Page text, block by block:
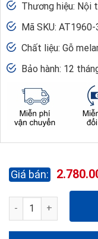
Thương hiệu: Nội
Mã SKU: AT1960-
Chất liệu: Gỗ
Bảo hành: 12
TỦ TÀI LIỆU